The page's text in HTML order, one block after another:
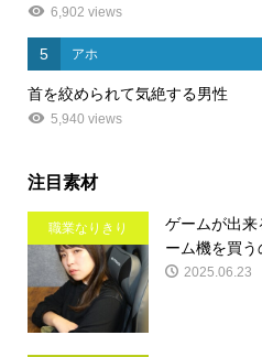
6,902 views
5 アホ
首を絞められて気絶する男性
5,940 views
注目素材
職業なりきり
ゲームが出
ーム機を買う
2025.06.23